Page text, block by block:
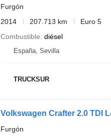
Furgón
2014
207.713 km
Euro 5
Combustible diésel
España, Sevilla
TRUCKSUR
Volkswagen Crafter 2.0 TDI
Furgón